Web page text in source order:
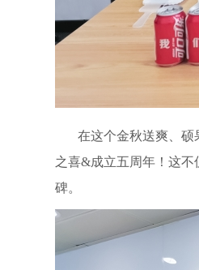
在这个金秋送爽、
之喜&成立五周年！这
碑。